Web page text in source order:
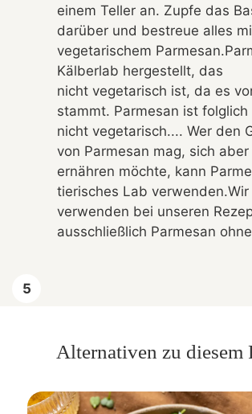
einem Teller an. Zupfe das
darüber und bestreue alles
vegetarischem
Kälberlab hergestellt, das
nicht vegetarisch ist, da es
stammt. Parmesan ist folglich
nicht vegetarisch.... Wer den
von Parmesan mag, sich
ernähren möchte, kann
tierisches Lab verwenden.Wir
verwenden bei unseren
ausschließlich Parmesan
Alternativen zu diesem